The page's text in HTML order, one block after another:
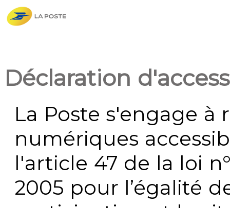
Déclaration
La Poste s'engage à
numériques
l'article 47 de la loi
2005 pour l’égalité